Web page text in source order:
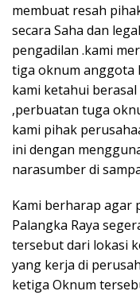
membuat resah
secara Saha dan
pengadilan .kami
tiga oknum anggota
kami ketahui
,perbuatan tuga
kami pihak
ini dengan
narasumber di
Kami berharap agar
Palangka Raya
tersebut dari lokasi
yang kerja di
ketiga Oknum